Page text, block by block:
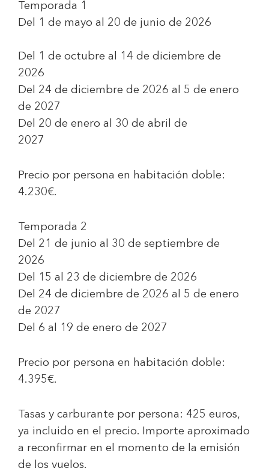
Temporada 1
Del 1 de mayo al 20 de junio de 2026
Del 1 de octubre al 14 de diciembre de
2026
Del 24 de diciembre de 2026 al 5 de enero
de 2027
Del 20 de enero al 30 de abril de
2027
Precio por persona en habitación doble:
4.230€.
Temporada 2
Del 21 de junio al 30 de septiembre de
2026
Del 15 al 23 de diciembre de 2026
Del 24 de diciembre de 2026 al 5 de enero
de 2027
Del 6 al 19 de enero de 2027
Precio por persona en habitación doble:
4.395€.
Tasas y carburante por persona: 425 euros,
ya incluido en el precio. Importe aproximado
a reconfirmar en el momento de la emisión
de los vuelos.